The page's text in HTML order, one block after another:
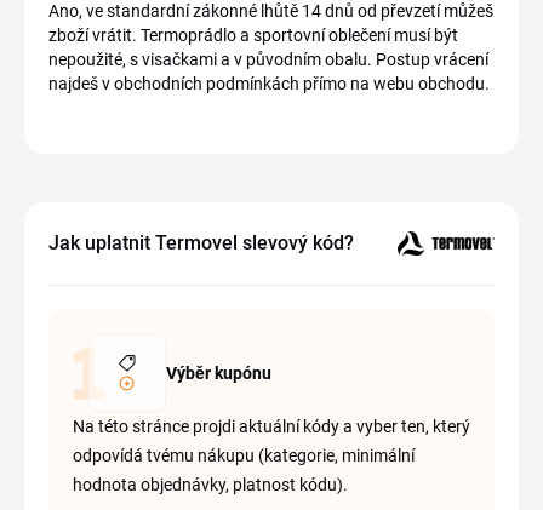
Ano, ve standardní zákonné lhůtě 14 dnů od převzetí můžeš
zboží vrátit. Termoprádlo a sportovní oblečení musí být
nepoužité, s visačkami a v původním obalu. Postup vrácení
najdeš v obchodních podmínkách přímo na webu obchodu.
Jak uplatnit Termovel slevový kód?
Výběr kupónu
Na této stránce projdi aktuální kódy a vyber ten, který
odpovídá tvému nákupu (kategorie, minimální
hodnota objednávky, platnost kódu).